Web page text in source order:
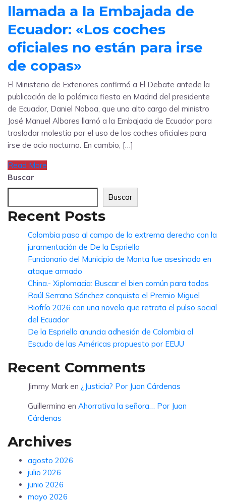
llamada a la Embajada de
Ecuador: «Los coches
oficiales no están para irse
de copas»
El Ministerio de Exteriores confirmó a El Debate antede la
publicación de la polémica fiesta en Madrid del presidente
de Ecuador, Daniel Noboa, que una alto cargo del ministro
José Manuel Albares llamó a la Embajada de Ecuador para
trasladar molestia por el uso de los coches oficiales para
irse de ocio nocturno. En cambio, […]
Read More
Buscar
Buscar
Recent Posts
Colombia pasa al campo de la extrema derecha con la
juramentación de De la Espriella
Funcionario del Municipio de Manta fue asesinado en
ataque armado
China.- Xiplomacia: Buscar el bien común para todos
Raúl Serrano Sánchez conquista el Premio Miguel
Riofrío 2026 con una novela que retrata el pulso social
del Ecuador
De la Espriella anuncia adhesión de Colombia al
Escudo de las Américas propuesto por EEUU
Recent Comments
Jimmy Mark en ¿Justicia? Por Juan Cárdenas
Guillermina en Ahorrativa la señora… Por Juan
Cárdenas
Archives
agosto 2026
julio 2026
junio 2026
mayo 2026